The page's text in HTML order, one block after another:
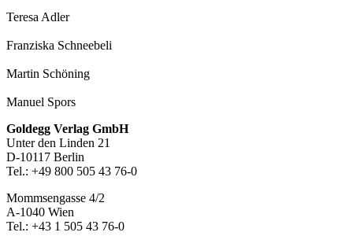
Teresa Adler
Franziska Schneebeli
Martin Schöning
Manuel Spors
Footer-
Section
Goldegg Verlag GmbH
Unter den Linden 21
D-10117 Berlin
Tel.: +49 800 505 43 76-0
Mommsengasse 4/2
A-1040 Wien
Tel.: +43 1 505 43 76-0